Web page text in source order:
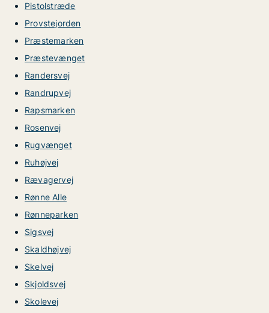
Pistolstræde
Provstejorden
Præstemarken
Præstevænget
Randersvej
Randrupvej
Rapsmarken
Rosenvej
Rugvænget
Ruhøjvej
Rævagervej
Rønne Alle
Rønneparken
Sigsvej
Skaldhøjvej
Skelvej
Skjoldsvej
Skolevej